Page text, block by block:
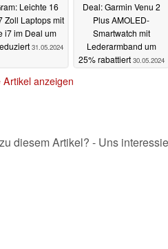
Leichte 16
Zoll Laptops mit
i7 im Deal um
31.05.2024
Deal: Garmin Venu 2
Plus AMOLED-
Smartwatch mit
Lederarmband um
25% rabattiert 30.05.2024
Artikel anzeigen
diesem Artikel? - Uns